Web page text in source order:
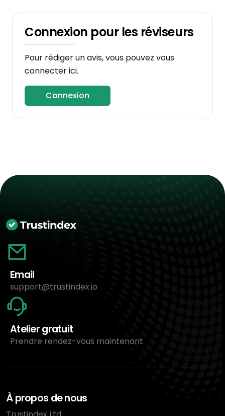
Connexion pour les réviseurs
Pour rédiger un avis, vous pouvez vous
connecter ici.
Connexion
Email
support@trustindex.io
Atelier gratuit
Prendre rendez-vous maintenant
À propos de nous